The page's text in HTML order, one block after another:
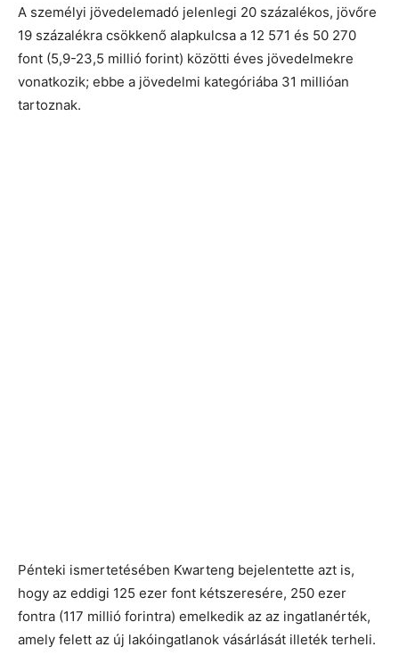
A személyi jövedelemadó jelenlegi 20 százalékos, jövőre
19 százalékra csökkenő alapkulcsa a 12 571 és 50 270
font (5,9-23,5 millió forint) közötti éves jövedelmekre
vonatkozik; ebbe a jövedelmi kategóriába 31 millióan
tartoznak.
Pénteki ismertetésében Kwarteng bejelentette azt is,
hogy az eddigi 125 ezer font kétszeresére, 250 ezer
fontra (117 millió forintra) emelkedik az az ingatlanérték,
amely felett az új lakóingatlanok vásárlását illeték terheli.